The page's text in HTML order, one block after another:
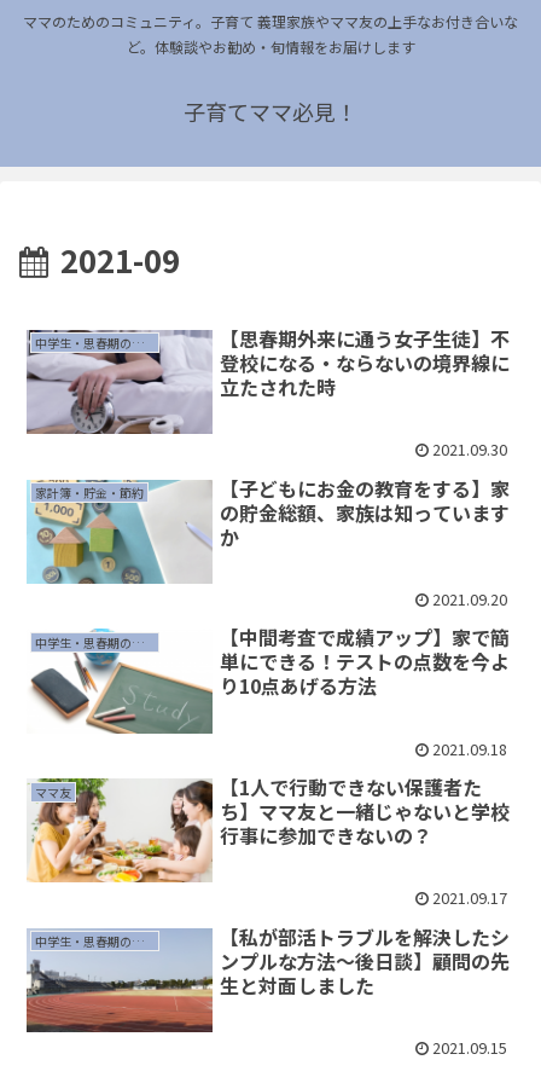
ママのためのコミュニティ。子育て 義理家族やママ友の上手なお付き合いな
ど。体験談やお勧め・旬情報をお届けします
子育てママ必見！
2021-09
中学生・思春期の子育て
【思春期外来に通う女子生徒】不
登校になる・ならないの境界線に
立たされた時
2021.09.30
家計簿・貯金・節約
【子どもにお金の教育をする】家
の貯金総額、家族は知っています
か
2021.09.20
中学生・思春期の子育て
【中間考査で成績アップ】家で簡
単にできる！テストの点数を今よ
り10点あげる方法
2021.09.18
ママ友
【1人で行動できない保護者た
ち】ママ友と一緒じゃないと学校
行事に参加できないの？
2021.09.17
中学生・思春期の子育て
【私が部活トラブルを解決したシ
ンプルな方法〜後日談】顧問の先
生と対面しました
2021.09.15